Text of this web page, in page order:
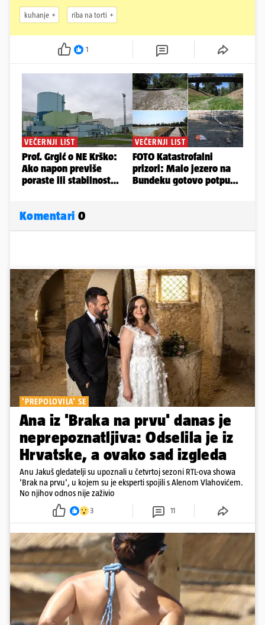
kuhanje riba na torti
1
Komentari 0
'PREPOLOVILA' SE
Ana iz 'Braka na prvu' danas je
neprepoznatljiva: Odselila je iz
Hrvatske, a ovako sad izgleda
Anu Jakuš gledatelji su upoznali u četvrtoj sezoni RTL-ova showa
'Brak na prvu', u kojem su je eksperti spojili s Alenom Vlahovićem.
No njihov odnos nije zaživio
3 11